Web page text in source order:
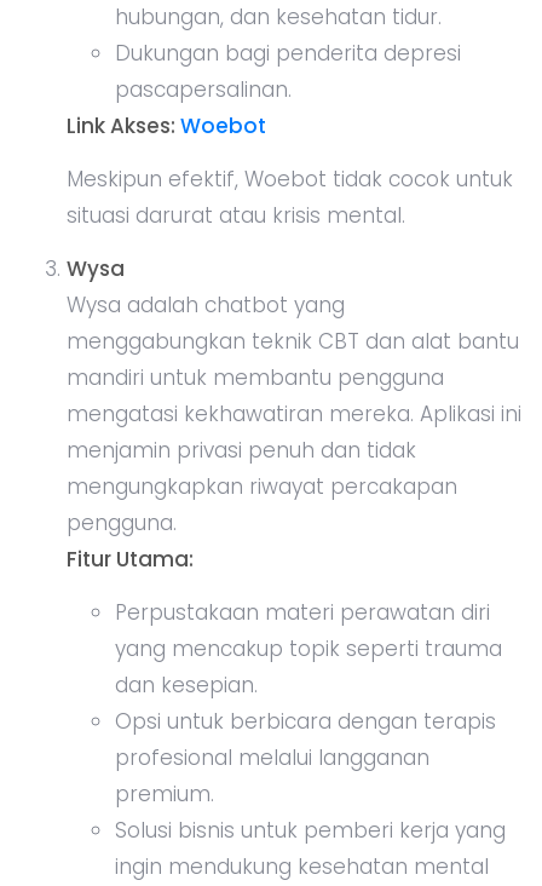
hubungan, dan kesehatan tidur.
Dukungan bagi penderita depresi
pascapersalinan.
Link Akses: Woebot
Meskipun efektif, Woebot tidak cocok untuk
situasi darurat atau krisis mental.
Wysa
Wysa adalah chatbot yang
menggabungkan teknik CBT dan alat bantu
mandiri untuk membantu pengguna
mengatasi kekhawatiran mereka. Aplikasi ini
menjamin privasi penuh dan tidak
mengungkapkan riwayat percakapan
pengguna.
Fitur Utama:
Perpustakaan materi perawatan diri
yang mencakup topik seperti trauma
dan kesepian.
Opsi untuk berbicara dengan terapis
profesional melalui langganan
premium.
Solusi bisnis untuk pemberi kerja yang
ingin mendukung kesehatan mental